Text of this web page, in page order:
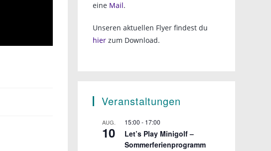
eine Mail.
Unseren aktuellen Flyer findest du
hier zum Download.
Veranstaltungen
AUG.
10
15:00 - 17:00
Let’s Play Minigolf –
Sommerferienprogramm